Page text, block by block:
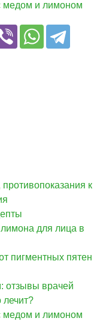
медом и лимоном
к
для лица в
пигментных пятен
отзывы врачей
медом и лимоном